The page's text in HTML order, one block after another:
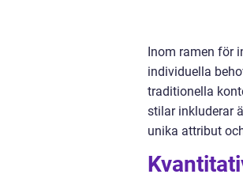
Inom ramen för
individuella
traditionella
stilar inkluderar
unika attribut